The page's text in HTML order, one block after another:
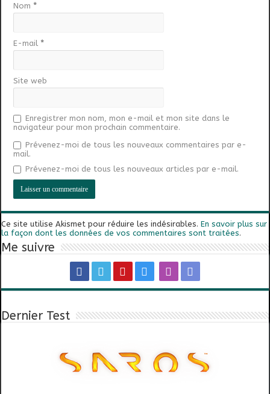
Nom *
E-mail *
Site web
Enregistrer mon nom, mon e-mail et mon site dans le
navigateur pour mon prochain commentaire.
Prévenez-moi de tous les nouveaux commentaires par e-
mail.
Prévenez-moi de tous les nouveaux articles par e-mail.
Ce site utilise Akismet pour réduire les indésirables.En savoir plus sur
la façon dont les données de vos commentaires sont traitées.
Me suivre
Dernier Test